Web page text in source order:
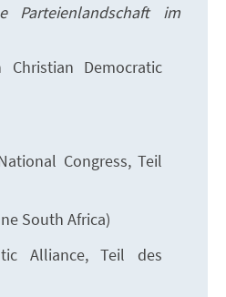
Parteienlandschaft im
Christian Democratic
Congress, Teil
South Africa)
Alliance, Teil des